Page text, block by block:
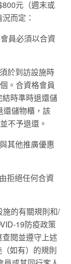
元（週末或
而定：
員必須以合資
於到訪設施時
。合資格會員
時準時退還儲
還儲物櫃，該
不予退還。
其他推廣優惠
拒絕任何合資
的有關規則和/
19防疫政策
閱並遵守上述
如有）的規則